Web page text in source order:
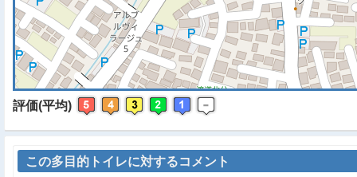
評価(平均)
この多目的トイレに対するコメント